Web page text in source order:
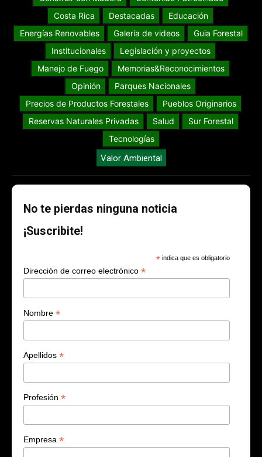
Costa Rica
Destacadas
Educación
Energías Renovables
Galería de videos
Guia Forestal
Institucionales
Legislación y proyectos
Manejo de Fuego
Memorias&Reconocimientos
Opinión
Parques Nacionales
Precios de Productos Forestales
Pueblos Originarios
Reservas Naturales Privadas
Salud
Sur Forestal
Tecnologías
Valor Ambiental
No te pierdas ninguna noticia
¡Suscribite!
* indica que es obligatorio
Dirección de correo electrónico *
Nombre *
Apellidos *
Profesión *
Empresa *